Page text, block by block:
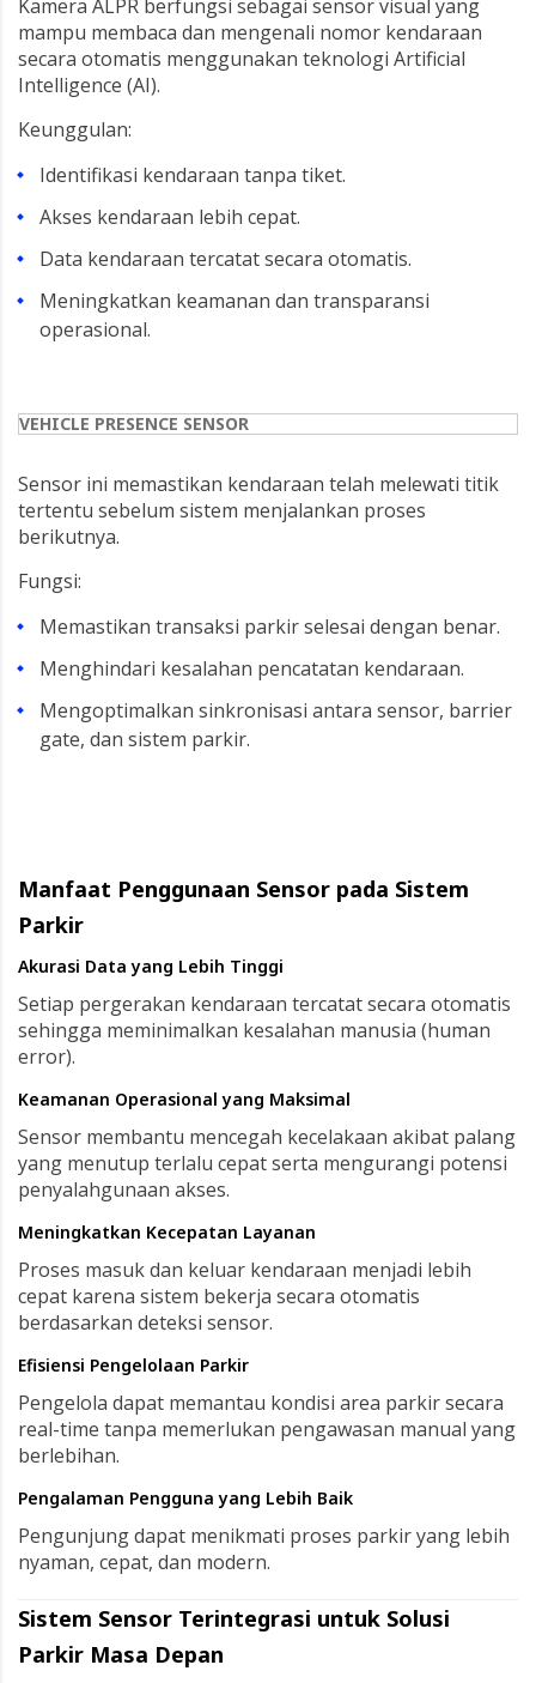
Kamera ALPR berfungsi sebagai sensor visual yang
mampu membaca dan mengenali nomor kendaraan
secara otomatis menggunakan teknologi Artificial
Intelligence (AI).
Keunggulan:
Identifikasi kendaraan tanpa tiket.
Akses kendaraan lebih cepat.
Data kendaraan tercatat secara otomatis.
Meningkatkan keamanan dan transparansi
operasional.
VEHICLE PRESENCE SENSOR
Sensor ini memastikan kendaraan telah melewati titik
tertentu sebelum sistem menjalankan proses
berikutnya.
Fungsi:
Memastikan transaksi parkir selesai dengan benar.
Menghindari kesalahan pencatatan kendaraan.
Mengoptimalkan sinkronisasi antara sensor, barrier
gate, dan sistem parkir.
Manfaat Penggunaan Sensor pada Sistem
Parkir
Akurasi Data yang Lebih Tinggi
Setiap pergerakan kendaraan tercatat secara otomatis
sehingga meminimalkan kesalahan manusia (human
error).
Keamanan Operasional yang Maksimal
Sensor membantu mencegah kecelakaan akibat palang
yang menutup terlalu cepat serta mengurangi potensi
penyalahgunaan akses.
Meningkatkan Kecepatan Layanan
Proses masuk dan keluar kendaraan menjadi lebih
cepat karena sistem bekerja secara otomatis
berdasarkan deteksi sensor.
Efisiensi Pengelolaan Parkir
Pengelola dapat memantau kondisi area parkir secara
real-time tanpa memerlukan pengawasan manual yang
berlebihan.
Pengalaman Pengguna yang Lebih Baik
Pengunjung dapat menikmati proses parkir yang lebih
nyaman, cepat, dan modern.
Sistem Sensor Terintegrasi untuk Solusi
Parkir Masa Depan